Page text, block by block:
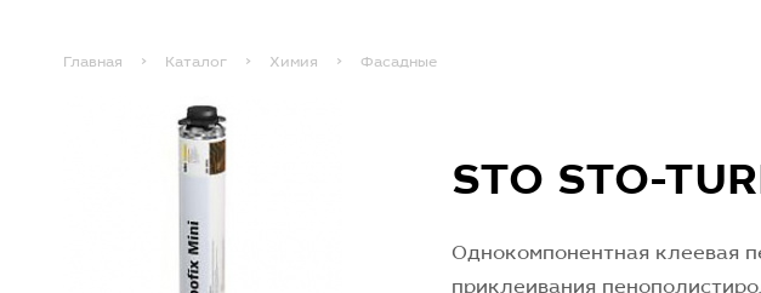
Главная Каталог Химия Фасадные
STO STO-
Однокомпонентная клеевая
приклеивания